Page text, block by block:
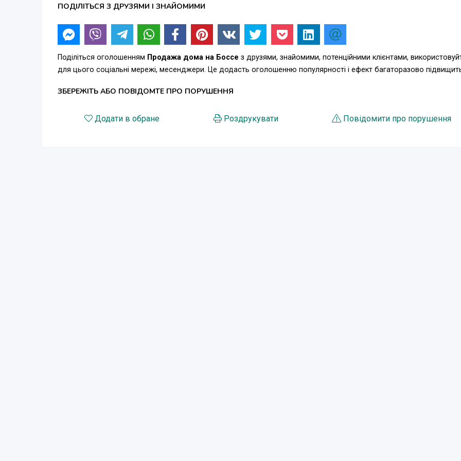
ПОДІЛІТЬСЯ З ДРУЗЯМИ І ЗНАЙОМИМИ
Поділіться оголошенням Продажа дома на Боссе з друзями, знайомими, потенційними клієнтами,
для цього соціальні мережі, месенджери. Це додасть оголошенню популярності і ефект багаторазово
ЗБЕРЕЖІТЬ АБО ПОВІДОМТЕ ПРО ПОРУШЕННЯ
Додати в обране Роздрукувати Повідомити про порушення